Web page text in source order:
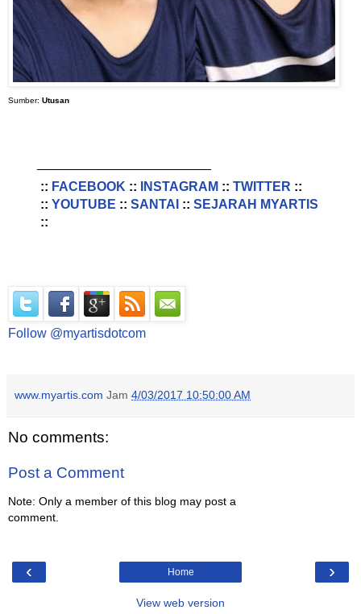
Sumber: Utusan
:: FACEBOOK :: INSTAGRAM :: TWITTER ::
:: YOUTUBE :: SANTAI :: SEJARAH MYARTIS
::
Follow @myartisdotcom
www.myartis.com Jam 4/03/2017 10:50:00 AM
No comments:
Post a Comment
Note: Only a member of this blog may post a
comment.
‹ ›
Home
View web version